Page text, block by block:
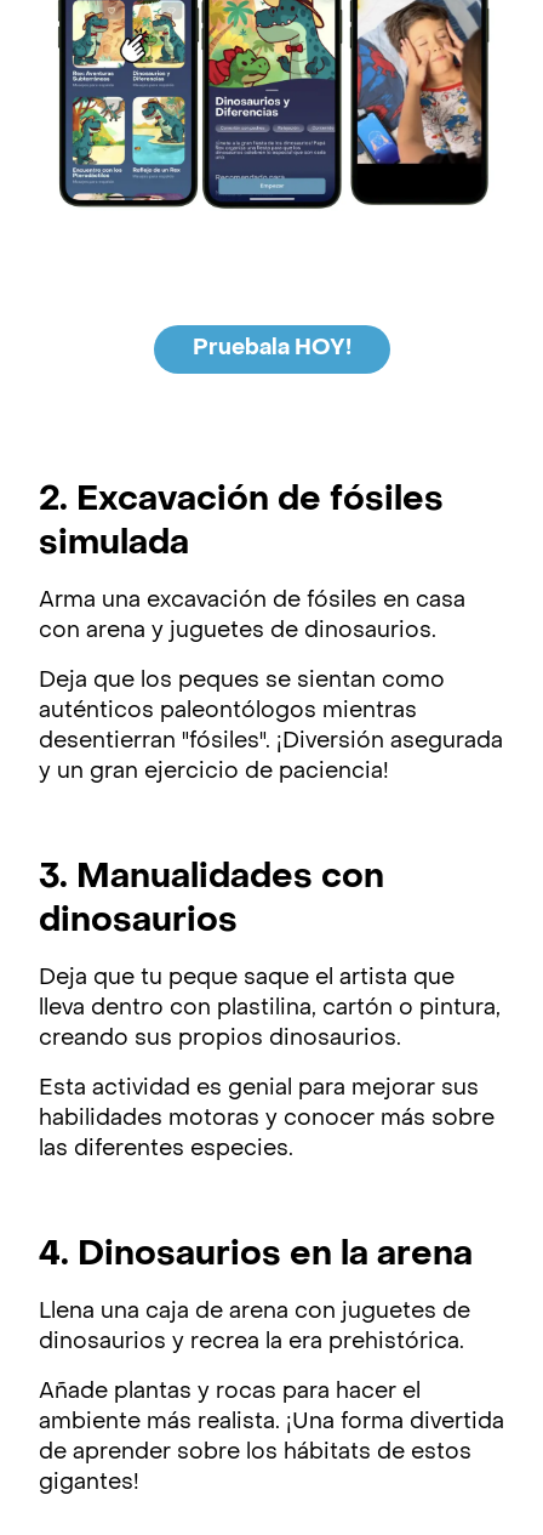
Pruebala HOY!
2. Excavación de fósiles
simulada
Arma una excavación de fósiles en casa
con arena y juguetes de dinosaurios.
Deja que los peques se sientan como
auténticos paleontólogos mientras
desentierran "fósiles". ¡Diversión asegurada
y un gran ejercicio de paciencia!
3. Manualidades con
dinosaurios
Deja que tu peque saque el artista que
lleva dentro con plastilina, cartón o pintura,
creando sus propios dinosaurios.
Esta actividad es genial para mejorar sus
habilidades motoras y conocer más sobre
las diferentes especies.
4. Dinosaurios en la arena
Llena una caja de arena con juguetes de
dinosaurios y recrea la era prehistórica.
Añade plantas y rocas para hacer el
ambiente más realista. ¡Una forma divertida
de aprender sobre los hábitats de estos
gigantes!